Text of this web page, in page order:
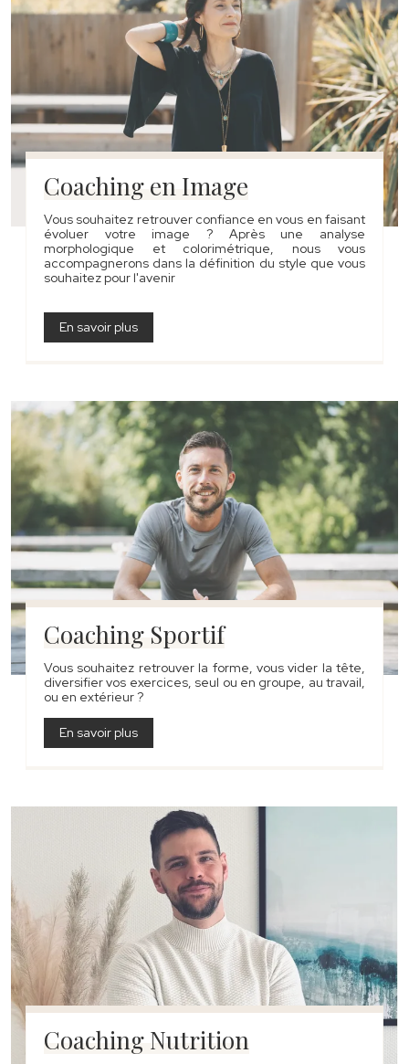
Coaching en Image
Vous souhaitez retrouver confiance en vous en faisant
évoluer votre image ? Après une analyse
morphologique et colorimétrique, nous vous
accompagnerons dans la définition du style que vous
souhaitez pour l'avenir
En savoir plus
Coaching Sportif
Vous souhaitez retrouver la forme, vous vider la tête,
diversifier vos exercices, seul ou en groupe, au travail,
ou en extérieur ?
En savoir plus
Coaching Nutrition